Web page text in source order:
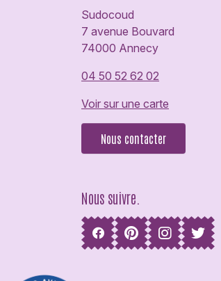
Sudocoud
7 avenue Bouvard
74000 Annecy
04 50 52 62 02
Voir sur une carte
Nous contacter
Nous suivre.